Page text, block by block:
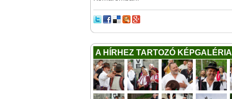
A HÍRHEZ TARTOZÓ KÉPGALÉRIA